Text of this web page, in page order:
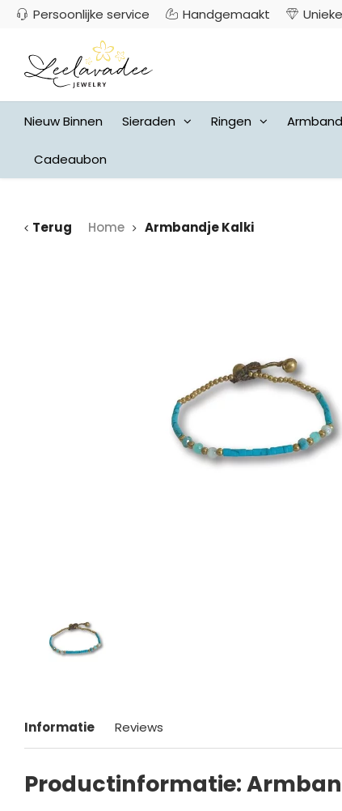
Persoonlijke service Handgemaakt
Nieuw Binnen Sieraden Ringen
Cadeaubon
Terug Home Armbandje Kalki
Informatie Reviews
Productinformatie: